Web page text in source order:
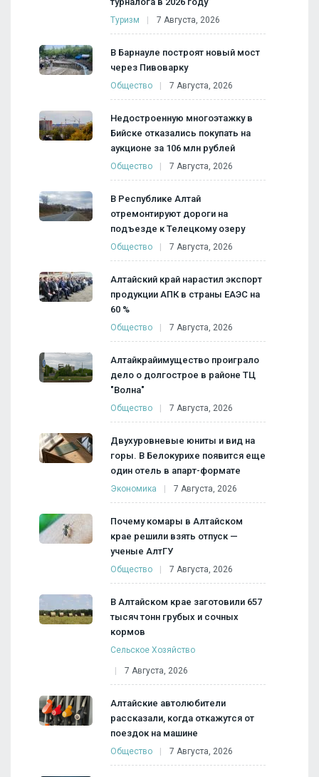
Туризм 7 Августа, 2026
В Барнауле построят новый мост
через Пивоварку
Общество 7 Августа, 2026
Недостроенную многоэтажку в
Бийске отказались покупать на
аукционе за 106 млн рублей
Общество 7 Августа, 2026
В Республике Алтай
отремонтируют дороги на
подъезде к Телецкому озеру
Общество 7 Августа, 2026
Алтайский край нарастил экспорт
продукции АПК в страны ЕАЭС на
60 %
Общество 7 Августа, 2026
Алтайкрайимущество проиграло
дело о долгострое в районе ТЦ
"Волна"
Общество 7 Августа, 2026
Двухуровневые юниты и вид на
горы. В Белокурихе появится еще
один отель в апарт-формате
Экономика 7 Августа, 2026
Почему комары в Алтайском
крае решили взять отпуск —
ученые АлтГУ
Общество 7 Августа, 2026
В Алтайском крае заготовили 657
тысяч тонн грубых и сочных
кормов
Сельское Хозяйство
7 Августа, 2026
Алтайские автолюбители
рассказали, когда откажутся от
поездок на машине
Общество 7 Августа, 2026